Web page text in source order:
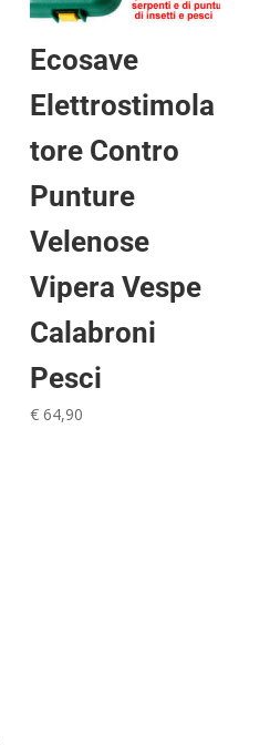
Ecosave
Elettrostimola
tore Contro
Punture
Velenose
Vipera Vespe
Calabroni
Pesci
€ 64,90